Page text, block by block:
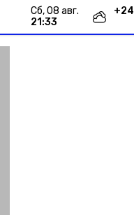
сб, 08 авг.
21:33
+24